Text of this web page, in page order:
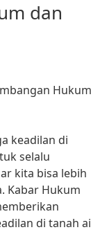
dan
Hukum
keadilan di
selalu
kita bisa lebih
Kabar Hukum
di tanah